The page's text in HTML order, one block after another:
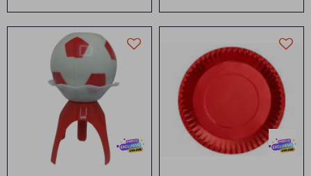
Vela con forma de pelota
Varios colores
Plato descartable de carton